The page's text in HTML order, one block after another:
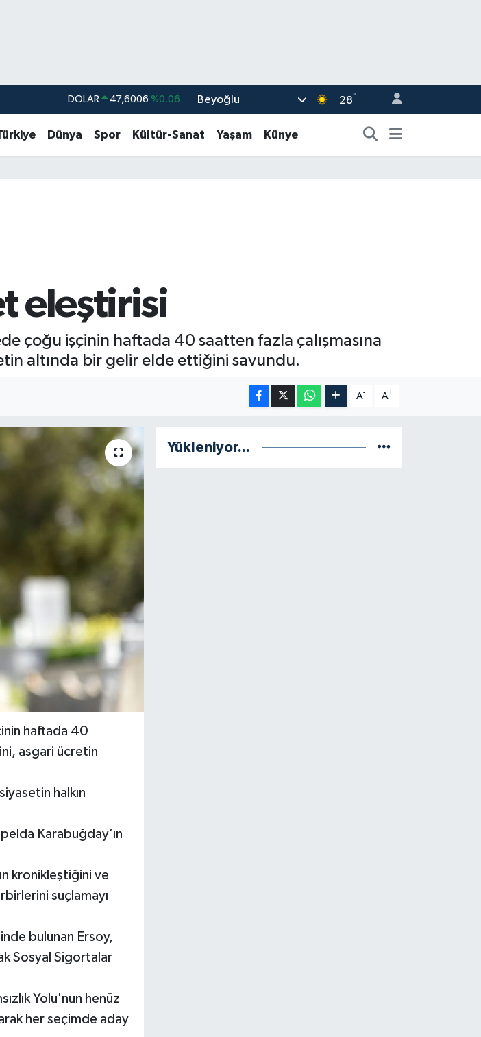
DOLAR 47,6006 %0.06 Beyoğlu 28°
Dünya Spor Kültür-Sanat Yaşam Künye
eleştirisi
çoğu işçinin haftada 40 saatten fazla çalışmasına
altında bir gelir elde ettiğini savundu.
A- A+
haftada 40
asgari ücretin
halkın
Karabuğday’ın
kronikleştiğini ve
suçlamayı
bulunan Ersoy,
Sosyal Sigortalar
Yolu'nun henüz
her seçimde aday
Yükleniyor...